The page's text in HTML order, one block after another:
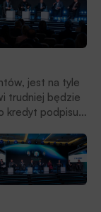
z prawem nie
Forum
Stypułkowski
jest na tyle
trudniej będzie
kredyt podpisuje
i prawników
2026. Chodzi o
w